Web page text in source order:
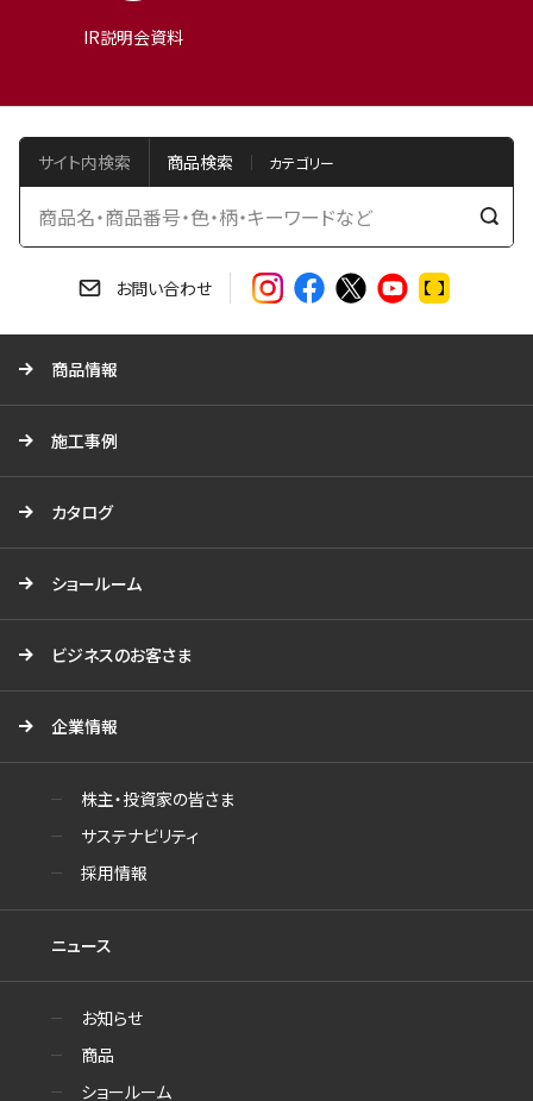
IR説明会資料
サイト内検索 商品検索
検
お問い合わせ
商品情報
施工事例
カタログ
ショールーム
ビジネスのお客さま
企業情報
株主・投資家の皆さま
サステナビリティ
採用情報
ニュース
お知らせ
商品
ショールーム